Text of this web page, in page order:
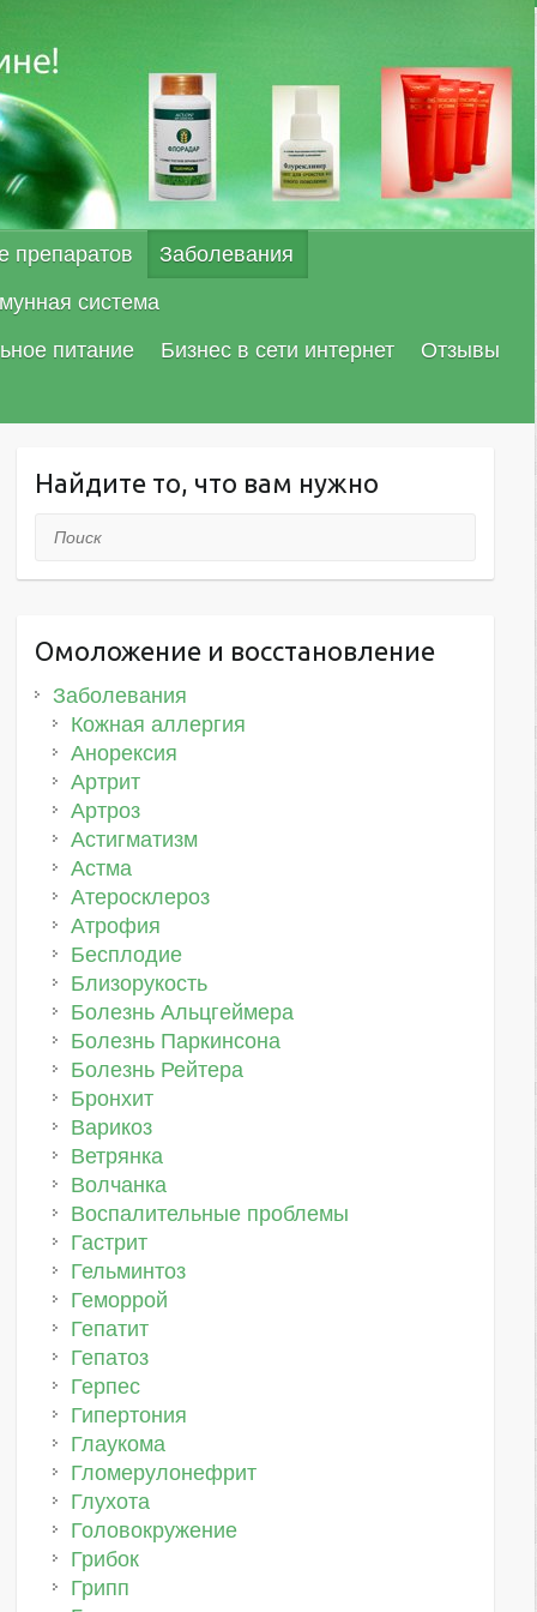
препаратов
Заболевания
система
питание
Бизнес в сети интернет Отзывы
Найдите то, что вам нужно
Поиск
Омоложение и восстановление
Заболевания
Кожная аллергия
Анорексия
Артрит
Артроз
Астигматизм
Астма
Атеросклероз
Атрофия
Бесплодие
Близорукость
Болезнь Альцгеймера
Болезнь Паркинсона
Болезнь Рейтера
Бронхит
Варикоз
Ветрянка
Волчанка
Воспалительные проблемы
Гастрит
Гельминтоз
Геморрой
Гепатит
Гепатоз
Герпес
Гипертония
Глаукома
Гломерулонефрит
Глухота
Головокружение
Грибок
Грипп